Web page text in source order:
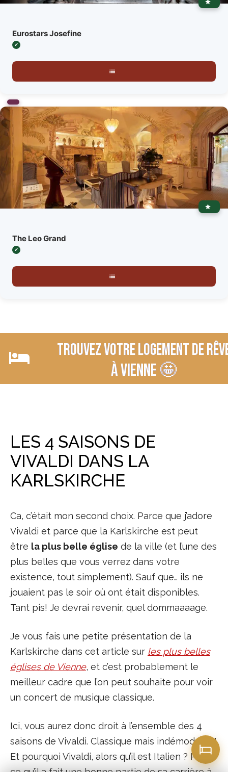
Eurostars Josefine
The Leo Grand
Trouvez votre logement de
à VIENNE 🤩
LES 4 SAISONS DE
VIVALDI DANS LA
KARLSKIRCHE
Ca, c’était mon second choix. Parce que j’adore
Vivaldi et parce que la Karlskirche est peut
être la plus belle église de la ville (et l’une des
plus belles que vous verrez dans votre
existence, tout simplement). Sauf que… ils ne
jouaient pas le soir où ont était disponibles.
Tant pis! Je devrai revenir, quel dommaaaage.
Je vous fais une petite présentation de la
Karlskirche dans cet article sur les plus belles
églises de Vienne, et c’est probablement le
meilleur cadre que l’on peut souhaite pour voir
un concert de musique classique.
Ici, vous aurez donc droit à l’ensemble des 4
saisons de Vivaldi. Classique mais indémodable!
Et pourquoi Vivaldi, alors qu’il est Italien ? Par